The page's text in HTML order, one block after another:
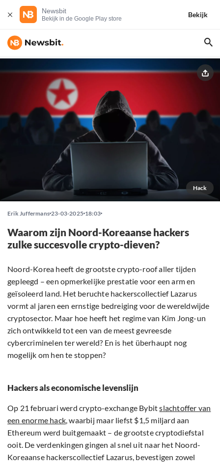
Newsbit
Bekijk in de Google Play store
Bekijk
Hack
Erik Juffermans 23-03-2025 18:03
Waarom zijn Noord-Koreaanse hackers
zulke succesvolle crypto-dieven?
Noord-Korea heeft de grootste crypto-roof aller tijden
gepleegd – een opmerkelijke prestatie voor een arm en
geïsoleerd land. Het beruchte hackerscollectief Lazarus
vormt al jaren een ernstige bedreiging voor de wereldwijde
cryptosector. Maar hoe heeft het regime van Kim Jong-un
zich ontwikkeld tot een van de meest gevreesde
cybercriminelen ter wereld? En is het überhaupt nog
mogelijk om hen te stoppen?
Hackers als economische levenslijn
Op 21 februari werd crypto-exchange Bybitslachtoffer van
een enorme hack, waarbij maar liefst $1,5 miljard aan
Ethereum werd buitgemaakt – de grootste cryptodiefstal
ooit. De verdenkingen gingen al snel uit naar het Noord-
Koreaanse hackerscollectief Lazarus, bevestigen zowel